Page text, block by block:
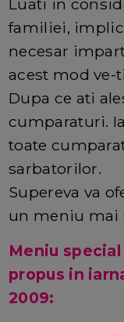
familiei,
necesar
acest mod
Dupa ce ati
cumparaturi.
toate
sarbatorilor.
Supereva va
un meniu mai
Meniu special
propus in
2009: